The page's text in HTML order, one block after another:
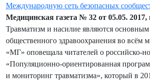
Международную сеть безопасных
Медицинская газета № 32 от 05.05.
Травматизм и насилие являются
общественного здравоохранения во всём
«МГ» оповещала читателей о российско-
«Популяционно-ориентированная
и мониторинг травматизма», который в